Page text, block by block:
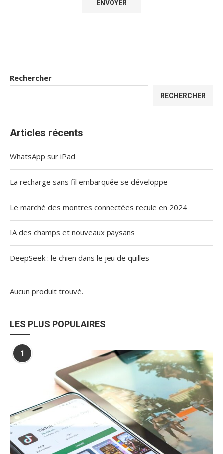
Rechercher
RECHERCHER
Articles récents
WhatsApp sur iPad
La recharge sans fil embarquée se développe
Le marché des montres connectées recule en 2024
IA des champs et nouveaux paysans
DeepSeek : le chien dans le jeu de quilles
Aucun produit trouvé.
LES PLUS POPULAIRES
1